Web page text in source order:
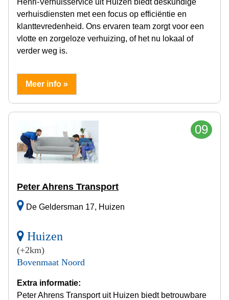
verhuisdiensten met een focus op efficiëntie en
klanttevredenheid. Ons ervaren team zorgt voor een
vlotte en zorgeloze verhuizing, of het nu lokaal of
verder weg is.
Meer info »
09
Peter Ahrens Transport
De Geldersman 17, Huizen
Huizen
(+2km)
Bovenmaat Noord
Extra informatie:
Peter Ahrens Transport uit Huizen biedt betrouwbare